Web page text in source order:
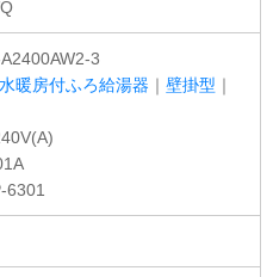
3
暖房付ふろ給湯器 ｜ 壁掛型 ｜
6301